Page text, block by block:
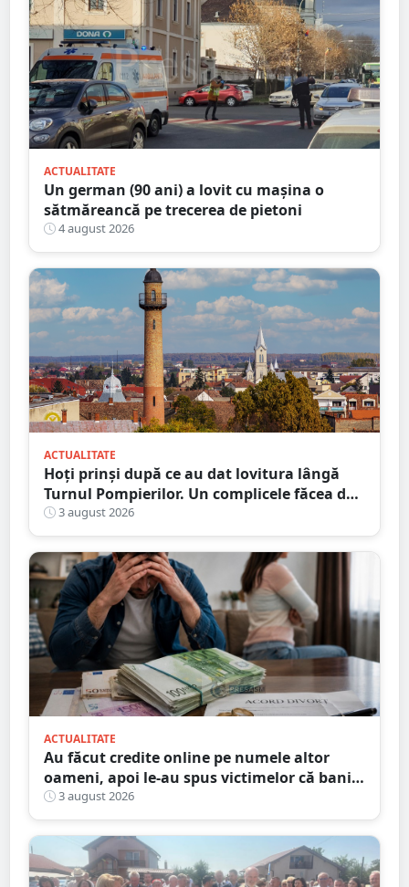
ACTUALITATE
Un german (90 ani) a lovit cu mașina o
sătmăreancă pe trecerea de pietoni
4 august 2026
ACTUALITATE
Hoți prinși după ce au dat lovitura lângă
Turnul Pompierilor. Un complicele făcea de
pază
3 august 2026
ACTUALITATE
Au făcut credite online pe numele altor
oameni, apoi le-au spus victimelor că banii
sunt din... moștenire
3 august 2026